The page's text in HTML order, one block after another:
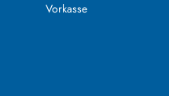
Vorkasse